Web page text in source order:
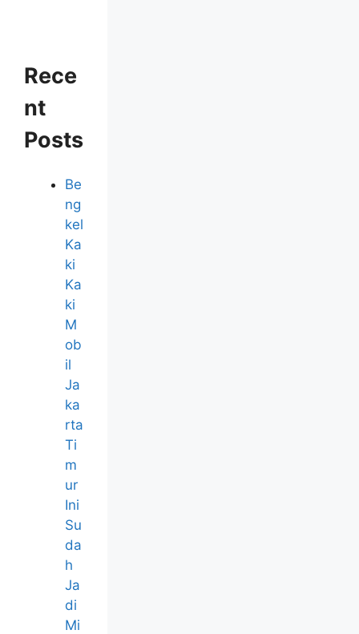
Rece
nt
Posts
Be
ng
kel
Ka
ki
Ka
ki
M
ob
il
Ja
ka
rta
Ti
m
ur
Ini
Su
da
h
Ja
di
Mi